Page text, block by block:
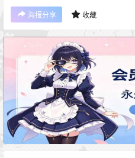
海报分享 收藏